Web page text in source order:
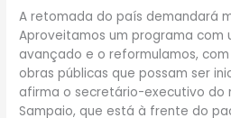
A retomada do país demandará
Aproveitamos um programa com
avançado e o reformulamos,
obras públicas que possam ser
afirma o secretário-executivo do
Sampaio, que está à frente do